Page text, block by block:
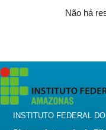
Não há
INSTITUTO FEDERAL